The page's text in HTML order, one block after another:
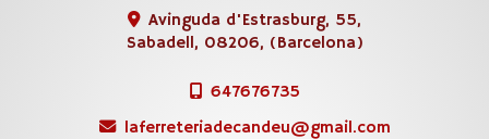
Avinguda d'Estrasburg, 55,
Sabadell, 08206, (Barcelona)
647676735
laferreteriadecandeu
gmail.com